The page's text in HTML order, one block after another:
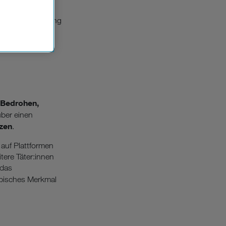
wie Sie
Cybermobbing
einen
.
Plattformen
Täter:innen
Merkmal
die